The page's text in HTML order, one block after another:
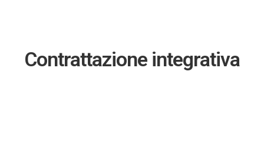
Contrattazione integrativa